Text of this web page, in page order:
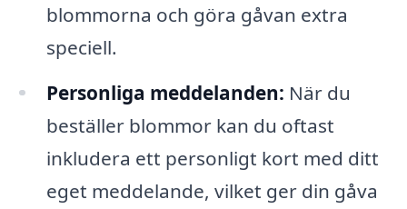
blommorna och göra gåvan extra
speciell.
Personliga meddelanden: När du
beställer blommor kan du oftast
inkludera ett personligt kort med ditt
eget meddelande, vilket ger din gåva